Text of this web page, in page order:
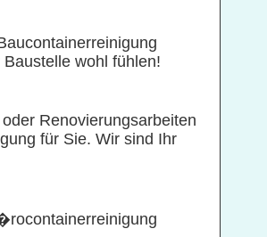
wohl fühlen!
Renovierungsarbeiten
für Sie. Wir sind Ihr